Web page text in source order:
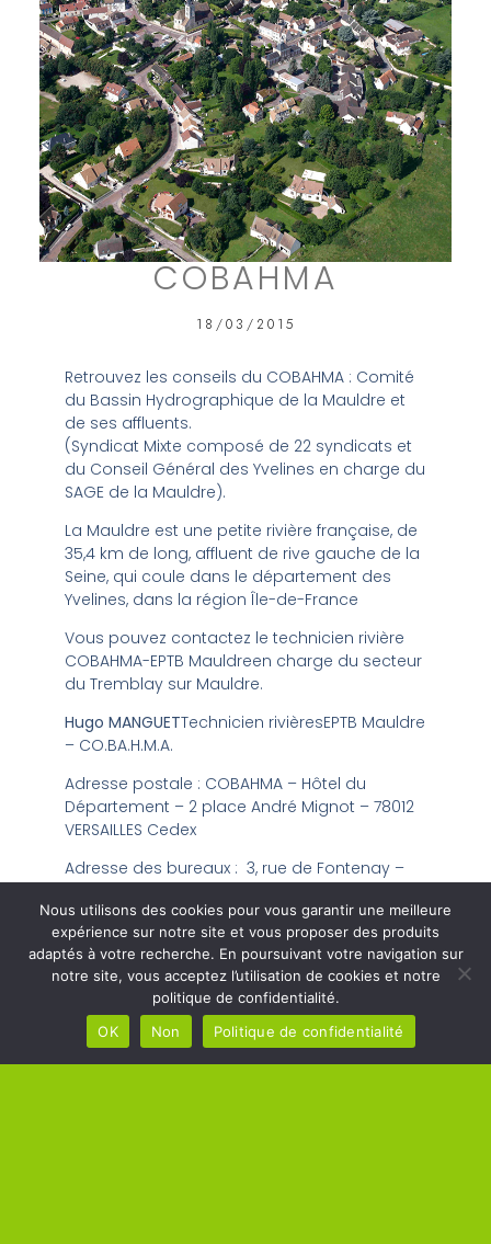
COBAHMA
18/03/2015
Retrouvez les conseils du COBAHMA : Comité
du Bassin Hydrographique de la Mauldre et
de ses affluents.
(Syndicat Mixte composé de 22 syndicats et
du Conseil Général des Yvelines en charge du
SAGE de la Mauldre).
La Mauldre est une petite rivière française, de
35,4 km de long, affluent de rive gauche de la
Seine, qui coule dans le département des
Yvelines, dans la région Île-de-France
Vous pouvez contactez le technicien rivière
COBAHMA-EPTB Mauldreen charge du secteur
du Tremblay sur Mauldre.
Hugo MANGUETTechnicien rivièresEPTB Mauldre
– CO.BA.H.M.A.
Adresse postale : COBAHMA – Hôtel du
Département – 2 place André Mignot – 78012
VERSAILLES Cedex
Adresse des bureaux : 3, rue de Fontenay –
Tél : 01.39.07.88.08 / Portable : 06.80.88.20.12
MAIRIE DE
MÉRÉ
HORAIRES DE
Nous utilisons des cookies pour vous garantir une meilleure
expérience sur notre site et vous proposer des produits
adaptés à votre recherche. En poursuivant votre navigation sur
notre site, vous acceptez l’utilisation de cookies et notre
politique de confidentialité.
OK
Non Politique de confidentialité